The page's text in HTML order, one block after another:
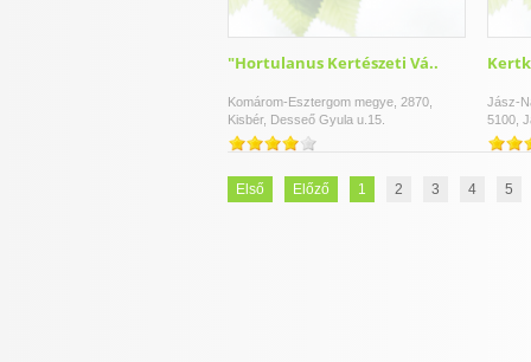
"Hortulanus Kertészeti Vá..
Komárom-Esztergom megye, 2870,
Kisbér, Desseő Gyula u.15.
Jász-
5100,
Első Előző 1 2 3 4 5